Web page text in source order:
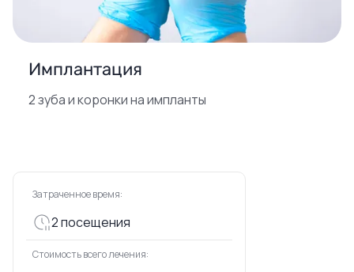
Имплантация
2 зуба и коронки на импланты
Затраченное время:
2 посещения
Стоимость всего лечения: